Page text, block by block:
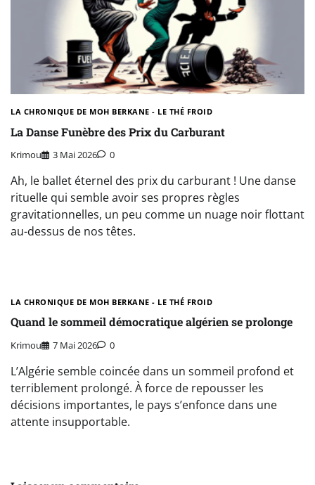
LA CHRONIQUE DE MOH BERKANE - LE THÉ FROID
La Danse Funèbre des Prix du Carburant
Krimou 3 Mai 2026 0
Ah, le ballet éternel des prix du carburant ! Une danse
rituelle qui semble avoir ses propres règles
gravitationnelles, un peu comme un nuage noir flottant
au-dessus de nos têtes.
LA CHRONIQUE DE MOH BERKANE - LE THÉ FROID
Quand le sommeil démocratique algérien se prolonge
Krimou 7 Mai 2026 0
L’Algérie semble coincée dans un sommeil profond et
terriblement prolongé. À force de repousser les
décisions importantes, le pays s’enfonce dans une
attente insupportable.